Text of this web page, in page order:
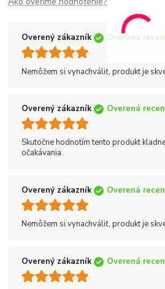
Overený zákazník Overená
Nemôžem si vynachváliť, produkt je
Overený zákazník Overená
Skutočne hodnotím tento produkt
očakávania.
Overený zákazník Overená
Nemôžem si vynachváliť, produkt je
Overený zákazník Overená